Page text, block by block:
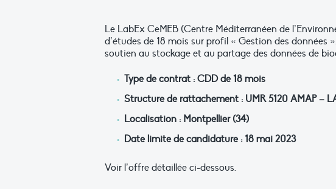
Le LabEx CeMEB (Centre Méditerranéen de
d’études de 18 mois sur profil « Gestion des
soutien au stockage et au partage des données de
Type de contrat : CDD de 18 mois
Structure de rattachement : UMR 5120 AMAP –
Localisation : Montpellier (34)
Date limite de candidature : 18 mai 2023
Voir l’offre détaillée ci-dessous.